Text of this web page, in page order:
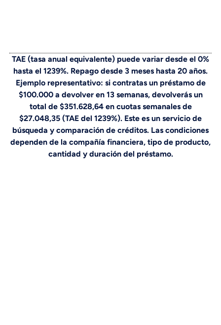
TAE (tasa anual equivalente) puede variar desde el 0%
hasta el 1239%. Repago desde 3 meses hasta 20 años.
Ejemplo representativo: si contratas un préstamo de
$100.000 a devolver en 13 semanas, devolverás un
total de $351.628,64 en cuotas semanales de
$27.048,35 (TAE del 1239%). Este es un servicio de
búsqueda y comparación de créditos. Las condiciones
dependen de la compañía financiera, tipo de producto,
cantidad y duración del préstamo.